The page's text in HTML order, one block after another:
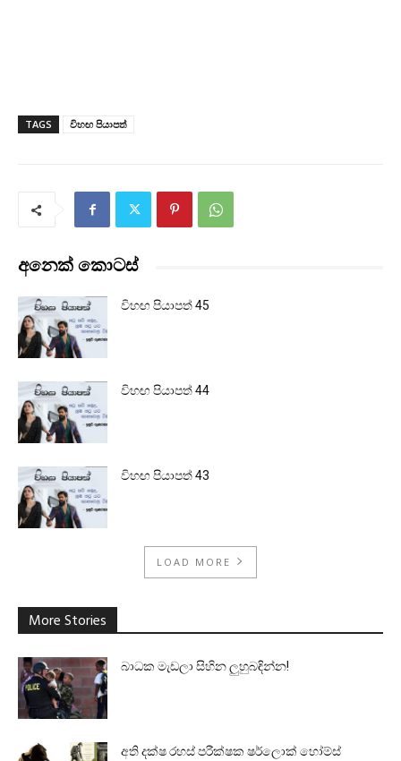
TAGS විහඟ පියාපත්
අනෙක් කොටස්
විහඟ පියාපත් 45
විහඟ පියාපත් 44
විහඟ පියාපත් 43
LOAD MORE
More Stories
බාධක මැඩලා සිහින ලුහුබඳින්න!
අති දක්ෂ රහස් පරීක්ෂක ෂර්ලොක් හෝම්ස්